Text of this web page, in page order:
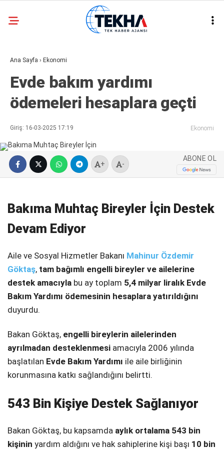
WhatsApp İhbar
Facebook
22.3
ASAYIŞ
GÜNDEM
EKONOMI
POLITIKA
DÜNYA
METEOROLOJI
Ana Sayfa › Ekonomi
Evde bakım yardımı
ödemeleri hesaplara geçti
Giriş: 16-03-2025 17:19 Ekonomi
+ -
ABONE OL
Bakıma Muhtaç Bireyler İçin Destek
Devam Ediyor
Aile ve Sosyal Hizmetler Bakanı Mahinur Özdemir
Göktaş, tam bağımlı engelli bireyler ve ailelerine
destek amacıyla bu ay toplam 5,4 milyar liralık Evde
Bakım Yardımı ödemesinin hesaplara yatırıldığını
duyurdu.
Bakan Göktaş, engelli bireylerin ailelerinden
ayrılmadan desteklenmesi amacıyla 2006 yılında
başlatılan Evde Bakım Yardımı ile aile birliğinin
korunmasına katkı sağlandığını belirtti.
543 Bin Kişiye Destek Sağlanıyor
Bakan Göktaş, bu kapsamda aylık ortalama 543 bin
kişinin yardım aldığını ve hak sahiplerine kişi başı 10 bin